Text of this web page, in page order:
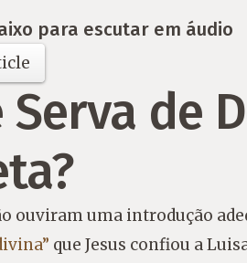
para escutar em áudio
de
ouviram uma introdução
que Jesus confiou a